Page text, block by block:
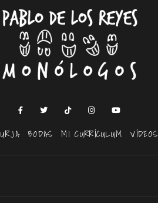
BODAS MI CURRÍCULUM VÍDEOS